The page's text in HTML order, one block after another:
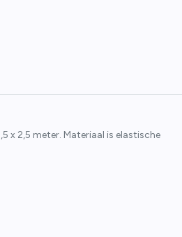
x 2,5 meter. Materiaal is elastische